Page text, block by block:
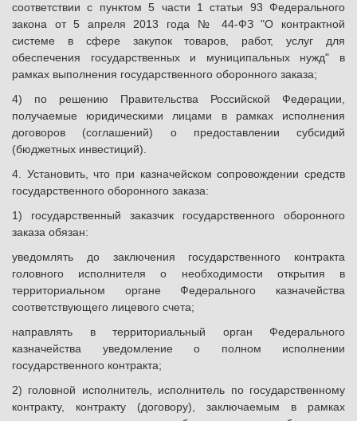
соответствии с пунктом 5 части 1 статьи 93 Федерального
закона от 5 апреля 2013 года № 44-ФЗ "О контрактной
системе в сфере закупок товаров, работ, услуг для
обеспечения государственных и муниципальных нужд" в
рамках выполнения государственного оборонного заказа;
4) по решению Правительства Российской Федерации,
получаемые юридическими лицами в рамках исполнения
договоров (соглашений) о предоставлении субсидий
(бюджетных инвестиций).
4. Установить, что при казначейском сопровождении средств
государственного оборонного заказа:
1) государственный заказчик государственного оборонного
заказа обязан:
уведомлять до заключения государственного контракта
головного исполнителя о необходимости открытия в
территориальном органе Федерального казначейства
соответствующего лицевого счета;
направлять в территориальный орган Федерального
казначейства уведомление о полном исполнении
государственного контракта;
2) головной исполнитель, исполнитель по государственному
контракту, контракту (договору), заключаемым в рамках